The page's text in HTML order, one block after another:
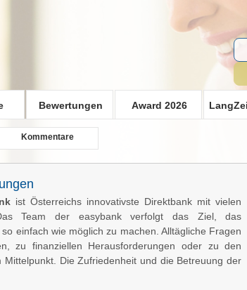
Bewertungen Award 2026
Kommentare
ist Österreichs innovativste Direktbank mit vielen
Team der easybank verfolgt das Ziel, das
einfach wie möglich zu machen. Alltägliche Fragen
zu finanziellen Herausforderungen oder zu den
Die Zufriedenheit und die Betreuung der